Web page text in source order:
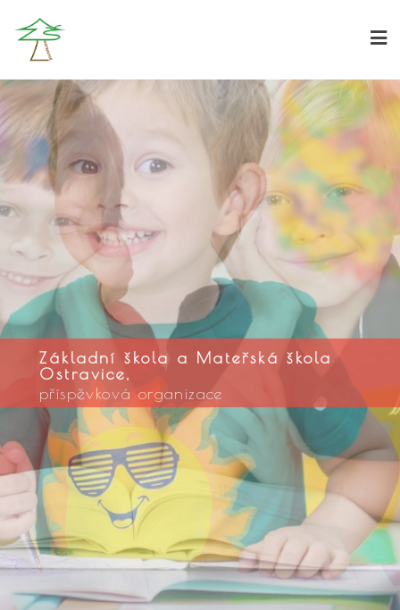
Základní škola a Mateřská škola
Ostravice,
příspěvková organizace